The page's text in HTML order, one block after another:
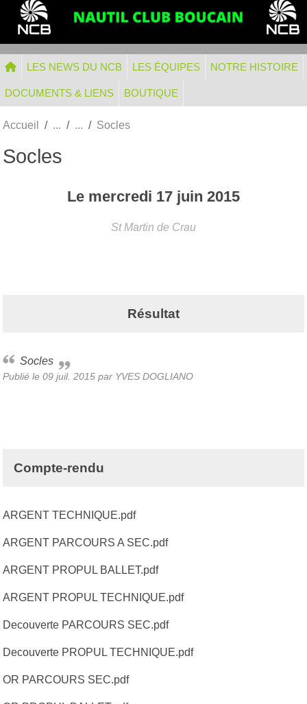
LES NEWS DU NCB LES ÉQUIPES NOTRE HISTOIRE
DOCUMENTS & LIENS BOUTIQUE
Accueil Socles
Socles
Le mercredi 17 juin 2015
St Martin de Crau
Résultat
Socles
Publié le 09 juil. 2015 par YVES DOGLIANO
Compte-rendu
ARGENT TECHNIQUE.pdf
ARGENT PARCOURS A SEC.pdf
ARGENT PROPUL BALLET.pdf
ARGENT PROPUL TECHNIQUE.pdf
Decouverte PARCOURS SEC.pdf
Decouverte PROPUL TECHNIQUE.pdf
OR PARCOURS SEC.pdf
Panneau de gestion des cookies